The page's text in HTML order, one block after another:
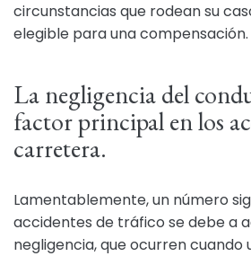
circunstancias que rodean su
elegible para una compensación.
La negligencia del
factor principal en los
carretera.
Lamentablemente, un número
accidentes de tráfico se debe a
negligencia, que ocurren cuando